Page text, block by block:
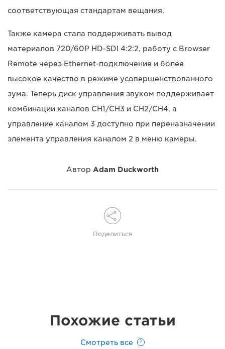
соответствующая стандартам вещания.
Также камера стала поддерживать вывод
материалов 720/60P HD-SDI 4:2:2, работу с Browser
Remote через Ethernet-подключение и более
высокое качество в режиме усовершенствованного
зума. Теперь диск управления звуком поддерживает
комбинации каналов CH1/CH3 и CH2/CH4, а
управление каналом 3 доступно при переназначении
элемента управления каналом 2 в меню камеры.
Автор Adam Duckworth
Поделиться
Похожие статьи
Смотреть все